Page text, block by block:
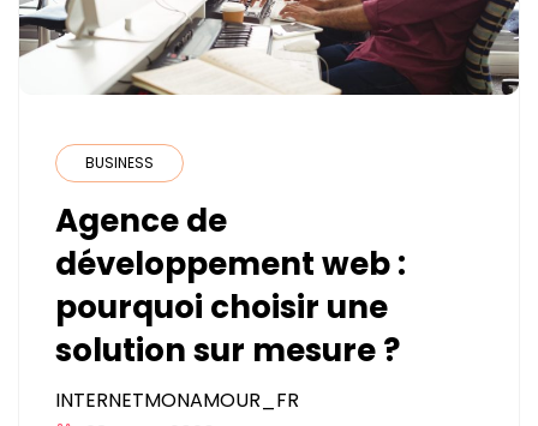
BUSINESS
Agence de
développement web :
pourquoi choisir une
solution sur mesure ?
INTERNETMONAMOUR_FR